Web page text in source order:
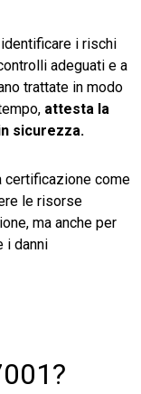
identificare i rischi
adeguati e a
trattate in modo
attesta la
sicurezza.
certificazione come
le risorse
ma anche per
i danni